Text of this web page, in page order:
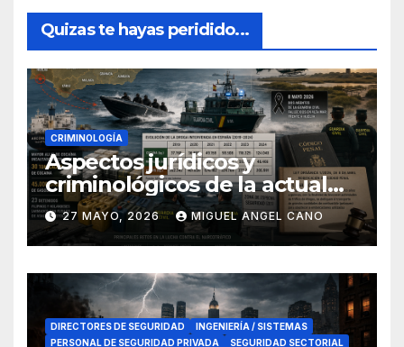
Quizas te hayas peridido...
CRIMINOLOGÍA
Aspectos jurídicos y
criminológicos de la actual
lucha contra el narcotráfico
en el sur de España
27 MAYO, 2026 MIGUEL ANGEL CANO
DIRECTORES DE SEGURIDAD
INGENIERÍA / SISTEMAS
PERSONAL DE SEGURIDAD PRIVADA
SEGURIDAD SECTORIAL